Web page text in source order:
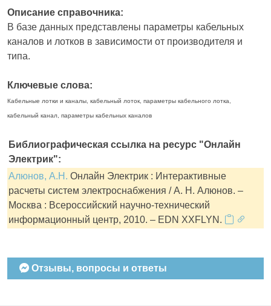
Описание справочника:
В базе данных представлены параметры кабельных
каналов и лотков в зависимости от производителя и
типа.
Ключевые слова:
Кабельные лотки и каналы, кабельный лоток, параметры кабельного лотка,
кабельный канал, параметры кабельных каналов
Библиографическая ссылка на ресурс "Онлайн
Электрик":
Алюнов, А.Н. Онлайн Электрик : Интерактивные
расчеты систем электроснабжения / А. Н. Алюнов. –
Москва : Всероссийский научно-технический
информационный центр, 2010. – EDN XXFLYN.
Отзывы, вопросы и ответы